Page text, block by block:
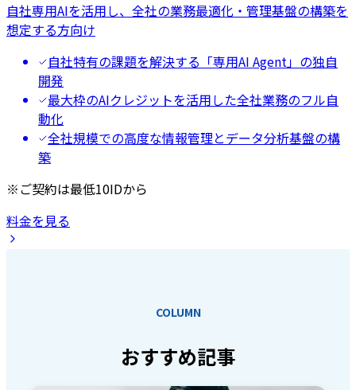
自社専用AIを活用し、全社の業務最適化・管理基盤の構築を
想定する方向け
自社特有の課題を解決する「専用AI Agent」の独自
開発
最大枠のAIクレジットを活用した全社業務のフル自
動化
全社規模での高度な情報管理とデータ分析基盤の構
築
※ご契約は最低10IDから
料金を見る
COLUMN
おすすめ記事